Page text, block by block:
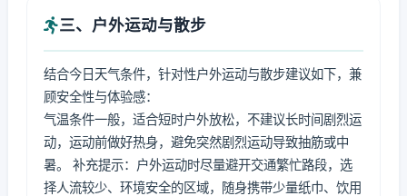
三、户外运动与散步
结合今日天气条件，针对性户外运动与散步建议如下，兼
顾安全性与体验感：
气温条件一般，适合短时户外放松，不建议长时间剧烈运
动，运动前做好热身，避免突然剧烈运动导致抽筋或中
暑。 补充提示：户外运动时尽量避开交通繁忙路段，选
择人流较少、环境安全的区域，随身携带少量纸巾、饮用